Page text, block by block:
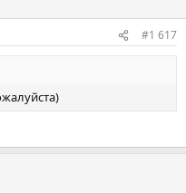
#1 617